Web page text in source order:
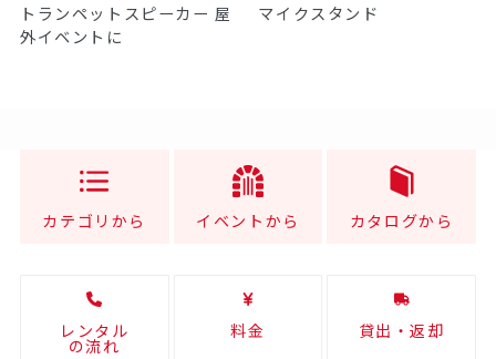
トランペットスピーカー 屋
外イベントに
マイクスタンド
カテゴリから イベントから カタログから
レンタル
の流れ
料金 貸出・返却